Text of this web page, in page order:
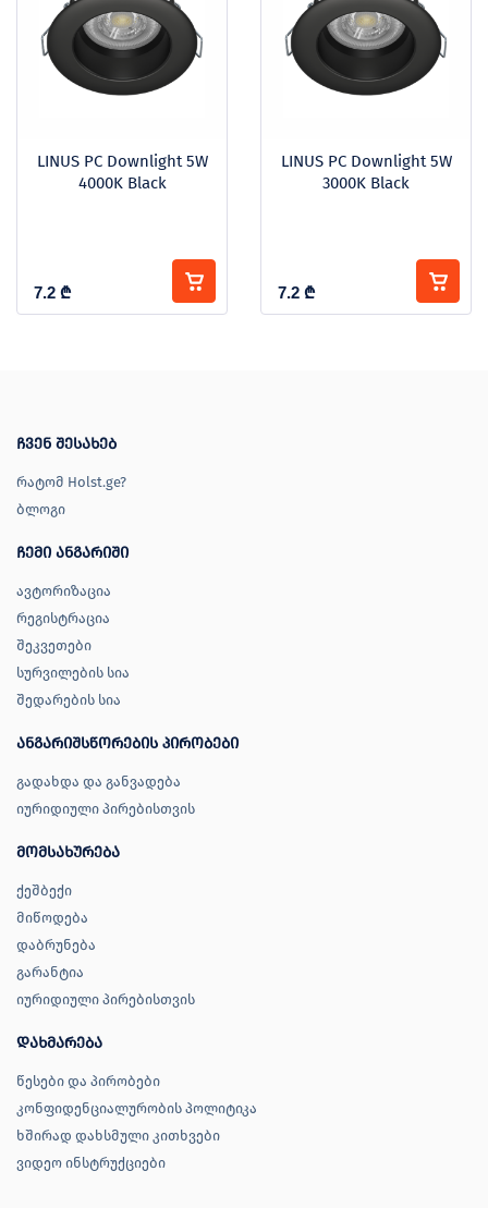
LINUS PC Downlight 5W
4000K Black
7.2 ₾
LINUS PC Downlight 5W
3000K Black
7.2 ₾
ჩვენ შესახებ
რატომ Holst.ge?
ბლოგი
ჩემი ანგარიში
ავტორიზაცია
რეგისტრაცია
შეკვეთები
სურვილების სია
შედარების სია
ანგარიშსწორების პირობები
გადახდა და განვადება
იურიდიული პირებისთვის
მომსახურება
ქეშბექი
მიწოდება
დაბრუნება
გარანტია
იურიდიული პირებისთვის
დახმარება
წესები და პირობები
კონფიდენციალურობის პოლიტიკა
ხშირად დახსმული კითხვები
ვიდეო ინსტრუქციები